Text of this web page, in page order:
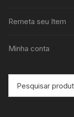
Remeta seu Item
Minha conta